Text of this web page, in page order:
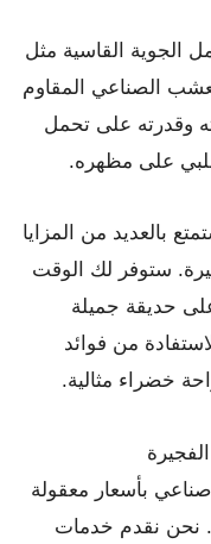
الجوية القاسية مثل
الصناعي المقاوم
وقدرته على تحمل
على مظهره.
بالعديد من المزايا
ستوفر لك الوقت
حديقة جميلة
من فوائد
خضراء مثالية.
بأسعار معقولة
نحن نقدم خدمات